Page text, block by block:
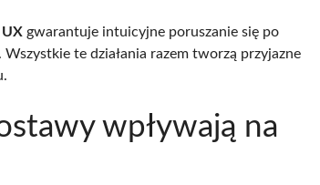
UX gwarantuje intuicyjne poruszanie się po
te działania razem tworzą przyjazne
wpływają na